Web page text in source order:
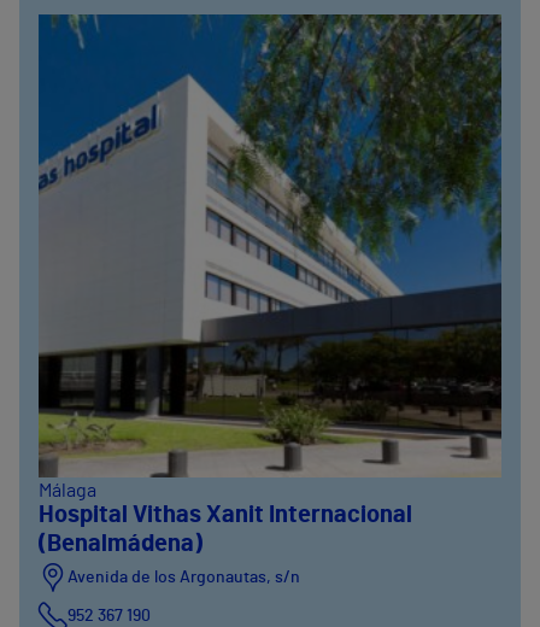
Málaga
Hospital Vithas Xanit Internacional
(Benalmádena)
Avenida de los Argonautas, s/n
952 367 190